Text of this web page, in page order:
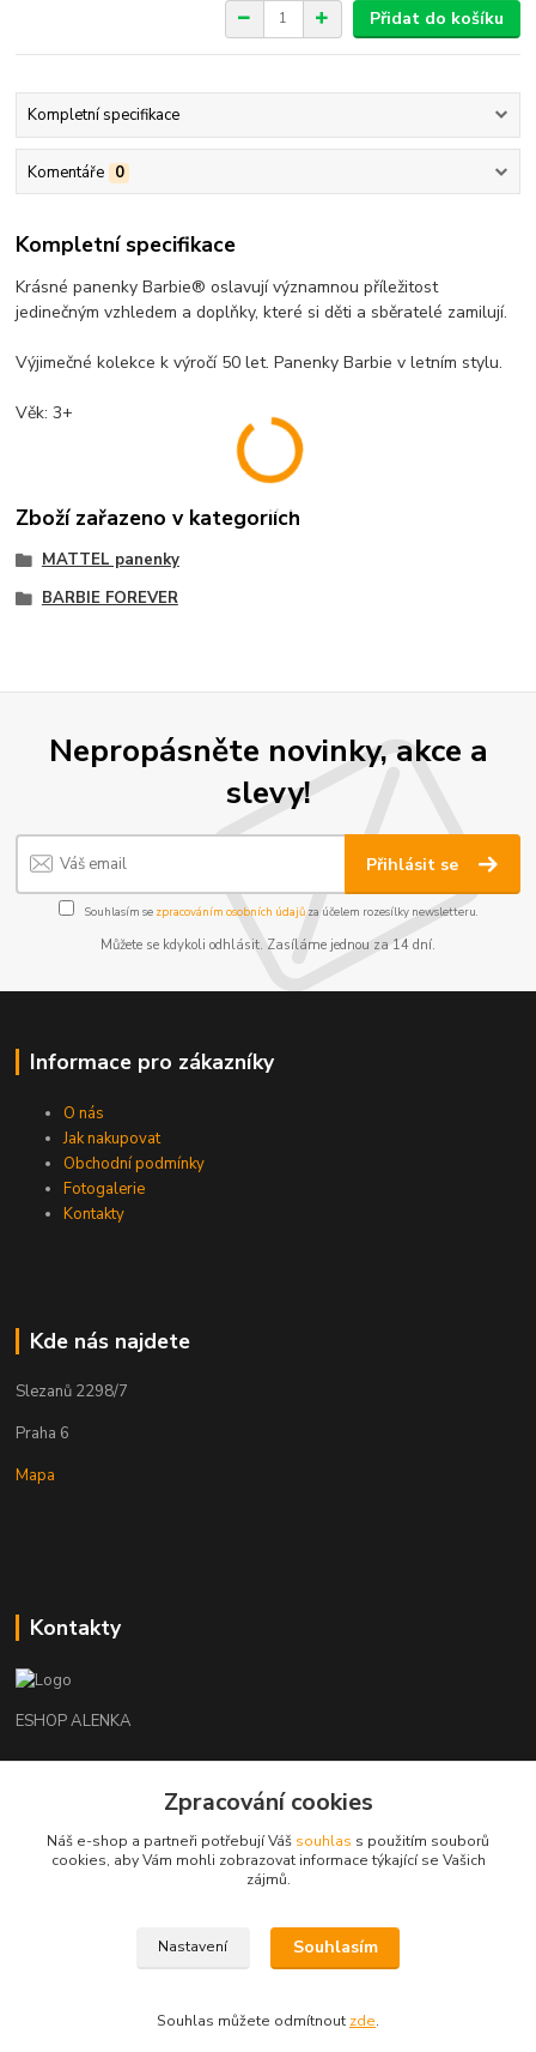
Přidat do košíku
Kompletní specifikace
Komentáře 0
Kompletní specifikace
Krásné panenky Barbie® oslavují významnou příležitost
jedinečným vzhledem a doplňky, které si děti a sběratelé zamilují.
Výjimečné kolekce k výročí 50 let. Panenky Barbie v letním stylu.
Věk: 3+
Zboží zařazeno v kategoriích
MATTEL panenky
BARBIE FOREVER
Nepropásněte novinky, akce a
slevy!
Přihlásit se
Souhlasím se zpracováním osobních údajůza účelem rozesílky newsletteru.
Můžete se kdykoli odhlásit. Zasíláme jednou za 14 dní.
Informace pro zákazníky
O nás
Jak nakupovat
Obchodní podmínky
Fotogalerie
Kontakty
Kde nás najdete
Slezanů 2298/7
Praha 6
Mapa
Kontakty
ESHOP ALENKA
+420602541312
orechovka@inmes.cz
Zpracování cookies
Náš e-shop a partneři potřebují Váš souhlas s použitím souborů
cookies, aby Vám mohli zobrazovat informace týkající se Vašich
zájmů.
Nastavení Souhlasím
Souhlas můžete odmítnout zde.